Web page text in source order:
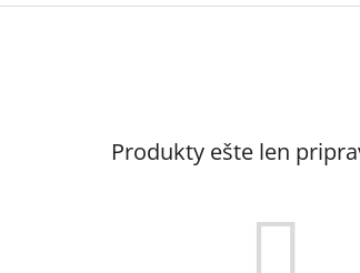
Produkty ešte len